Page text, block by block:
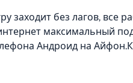
заходит без лагов, все
максимальный
Андроид на